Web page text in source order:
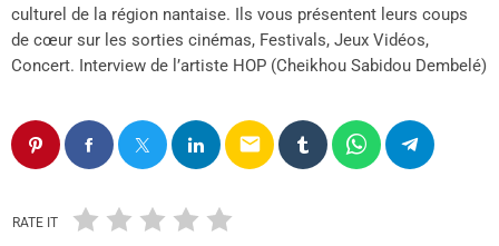
culturel de la région nantaise. Ils vous présentent leurs coups
de cœur sur les sorties cinémas, Festivals, Jeux Vidéos,
Concert. Interview de l’artiste HOP (Cheikhou Sabidou Dembelé)
email
RATE IT